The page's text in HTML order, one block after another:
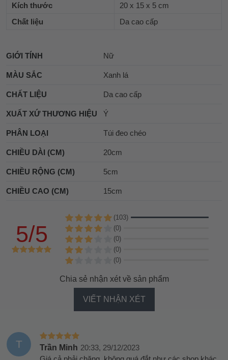
Kích thước
20 x 15 x 5 cm
Chất liệu
Da cao cấp
GIỚI TÍNH Nữ
MÀU SẮC Xanh lá
CHẤT LIỆU Da cao cấp
XUẤT XỨ THƯƠNG HIỆU Ý
PHÂN LOẠI Túi đeo chéo
CHIỀU DÀI (CM) 20cm
CHIỀU RỘNG (CM) 5cm
CHIỀU CAO (CM) 15cm
5/5
(103)
(0)
(0)
(0)
(0)
Chia sẻ nhận xét về sản phẩm
VIẾT NHẬN XÉT
T Trần Minh 20:33, 29/12/2023